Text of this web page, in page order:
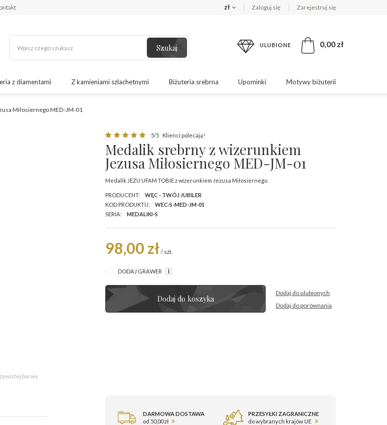
zł Zaloguj się Zarejestruj się
Szukaj ULUBIONE 0,00 zł
z diamentami Z kamieniami szlachetnymi Biżuteria srebrna Upominki Motywy biżuterii
Miłosiernego MED-JM-01
barwy
5/5 Klienci polecają!
Medalik srebrny z wizerunkiem
Jezusa Miłosiernego MED-JM-01
Medalik JEZU UFAM TOBIE z wizerunkiem Jezusa Miłosiernego.
PRODUCENT:
WĘC - TWÓJ JUBILER
KOD PRODUKTU:
WEC-S-MED-JM-01
SERIA:
MEDALIKI-S
98,00 zł / szt.
DODAJ GRAWER
Dodaj do koszyka
Dodaj do ulubionych
Dodaj do porównania
DARMOWA DOSTAWA
od 50,00 zł
PRZESYŁKI ZAGRANICZNE
do wybranych krajów UE